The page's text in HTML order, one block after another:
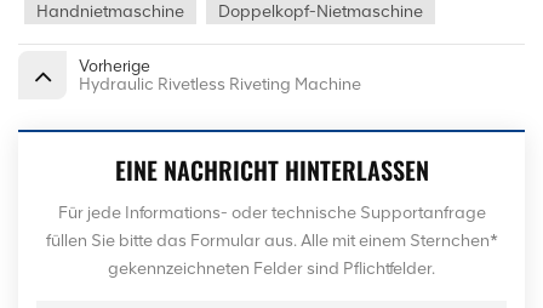
Handnietmaschine
Doppelkopf-Nietmaschine
Vorherige
Hydraulic Rivetless Riveting Machine
EINE NACHRICHT HINTERLASSEN
Für jede Informations- oder technische Supportanfrage
füllen Sie bitte das Formular aus. Alle mit einem Sternchen*
gekennzeichneten Felder sind Pflichtfelder.